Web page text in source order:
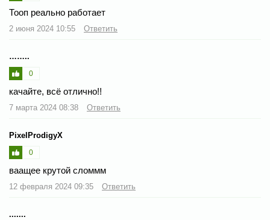
Тооп реально работает
2 июня 2024 10:55 Ответить
……..
0
качайте, всё отлично!!
7 марта 2024 08:38 Ответить
PixelProdigyX
0
ваащее крутой сломмм
12 февраля 2024 09:35 Ответить
.......